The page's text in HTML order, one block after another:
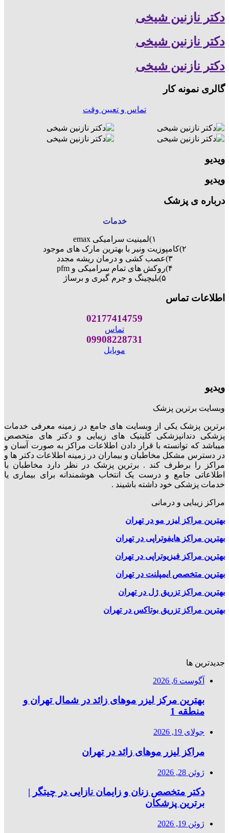
دکتر نازنین شیخی
دکتر نازنین شیخی
دکتر نازنین شیخی
گالری نمونه کار
تماس و تعیین وقت
ویدیو
ویدیو
درباره ی پزشک
خدمات
۱)لمینیت سرامیکی emax
۲)کامپوزیت ونیر با بهترین مارک های موجود
۳)عصب کشی و درمان ریشه مجدد
۴)روکش های تمام سرامیکی و pfm
۵)بلیچینگ و جرم گیری و برساژ
اطلاعات تماس
02177414759
تماس
09908228731
موبایل
ویدیو
وبسایت برترین پزشک
برترین پزشک یکی از وبسایت های جامع در زمینه معرفی خدمات
پزشکی دندانپزشکی کلینیک های زیبایی و دکتر های متخصص
میباشد که توانسته با قرار دادن اطلاعات مراکز به صورت آسان و
در دسترس مشکل مخاطبان و بیماران در زمینه اطلاعات دکتر ها و
مراکز را برطرف کند . برترین پزشک در نظر دارد مخاطبان با
اطلاعاتی جامع و درست یک انتخاب هوشمندانه برای بیماری یا
خدمات پزشکی خود داشته باشیند .
مراکز زیبایی و درمانی
بهترین مراکز لیزر مو در تهران
بهترین مراکز هایفوتراپی در تهران
بهترین مراکز فیزیوتراپی در تهران
بهترین متخصص ایمپلنت در تهران
بهترین مراکز تزریق ژل در تهران
بهترین مراکز تزریق بوتاکس در تهران
جدیدترین ها
آگوست 6, 2026
بهترین مرکز لیزر موهای زائد در شمال تهران و
منطقه 1
جولای 19, 2026
مراکز لیزر موهای زائد در تهران
ژوئن 28, 2026
دکتر متخصص زنان و زایمان نازایی در چیتگر |
برترین پزشکان
ژوئن 19, 2026